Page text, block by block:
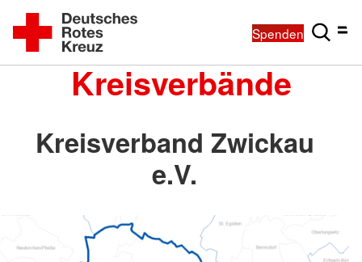
Spenden
Kreisverbände
Kreisverband Zwickau
e.V.